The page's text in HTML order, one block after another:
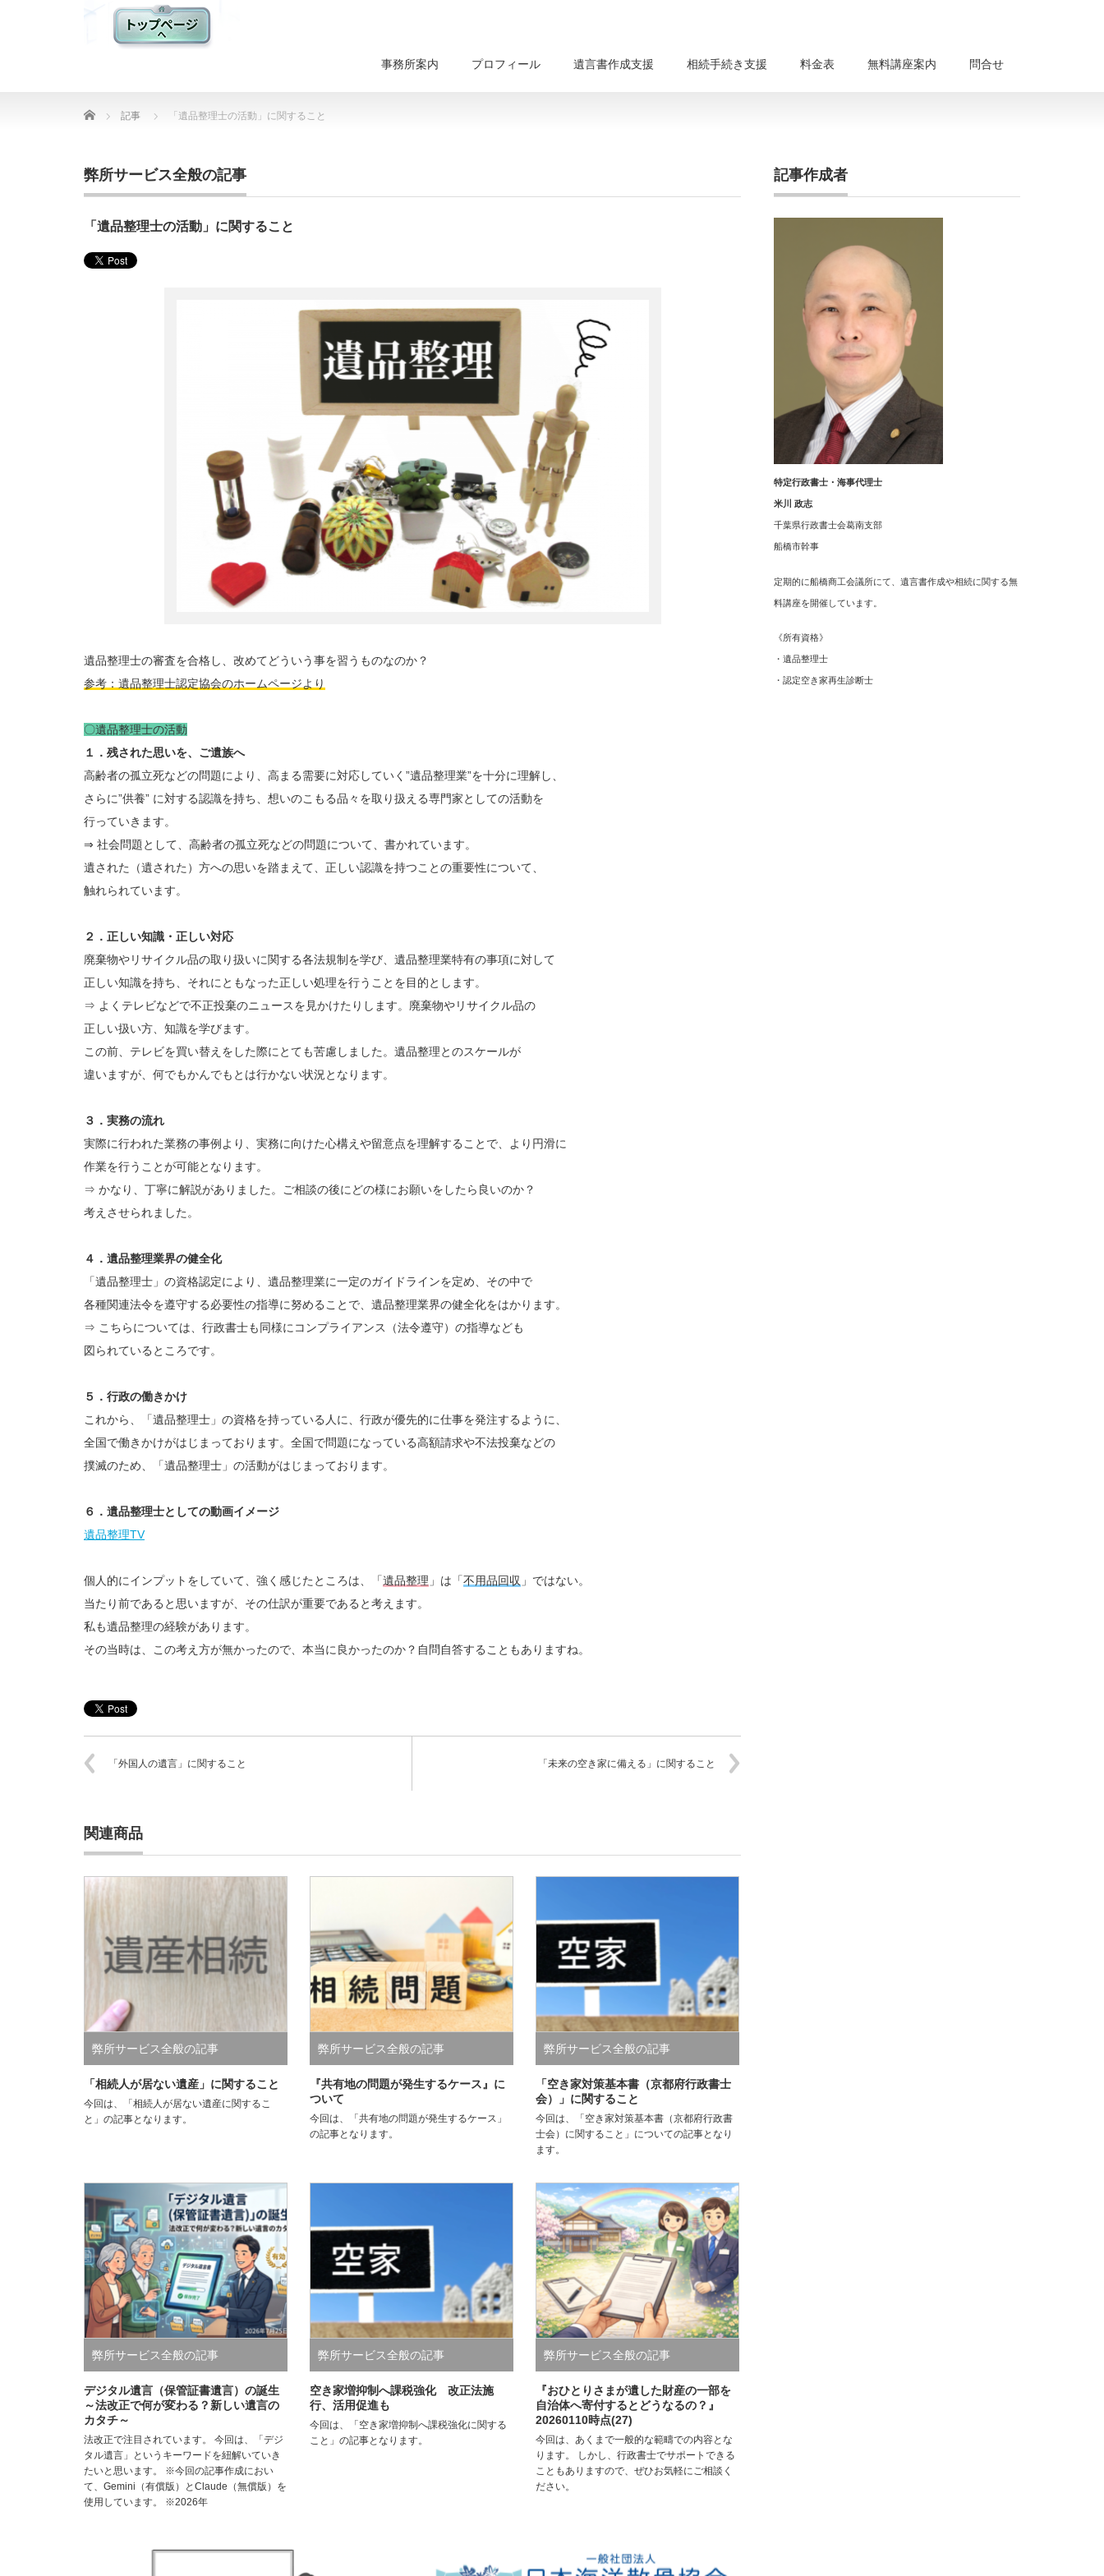
事務所案内 プロフィール 遺言書作成支援 相続手続き支援 料金表 無料講座案内 問合せ
Home 記事 「遺品整理士の活動」に関すること
弊所サービス全般の記事
「遺品整理士の活動」に関すること
遺品整理士の審査を合格し、改めてどういう事を習うものなのか？
参考：遺品整理士認定協会のホームページより
〇遺品整理士の活動
１．残された思いを、ご遺族へ
高齢者の孤立死などの問題により、高まる需要に対応していく”遺品整理業”を十分に理解し、
さらに”供養” に対する認識を持ち、想いのこもる品々を取り扱える専門家としての活動を
行っていきます。
⇒ 社会問題として、高齢者の孤立死などの問題について、書かれています。
遺された（遺された）方への思いを踏まえて、正しい認識を持つことの重要性について、
触れられています。
２．正しい知識・正しい対応
廃棄物やリサイクル品の取り扱いに関する各法規制を学び、遺品整理業特有の事項に対して
正しい知識を持ち、それにともなった正しい処理を行うことを目的とします。
⇒ よくテレビなどで不正投棄のニュースを見かけたりします。廃棄物やリサイクル品の
正しい扱い方、知識を学びます。
この前、テレビを買い替えをした際にとても苦慮しました。遺品整理とのスケールが
違いますが、何でもかんでもとは行かない状況となります。
３．実務の流れ
実際に行われた業務の事例より、実務に向けた心構えや留意点を理解することで、より円滑に
作業を行うことが可能となります。
⇒ かなり、丁寧に解説がありました。ご相談の後にどの様にお願いをしたら良いのか？
考えさせられました。
４．遺品整理業界の健全化
「遺品整理士」の資格認定により、遺品整理業に一定のガイドラインを定め、その中で
各種関連法令を遵守する必要性の指導に努めることで、遺品整理業界の健全化をはかります。
⇒ こちらについては、行政書士も同様にコンプライアンス（法令遵守）の指導なども
図られているところです。
５．行政の働きかけ
これから、「遺品整理士」の資格を持っている人に、行政が優先的に仕事を発注するように、
全国で働きかけがはじまっております。全国で問題になっている高額請求や不法投棄などの
撲滅のため、「遺品整理士」の活動がはじまっております。
６．遺品整理士としての動画イメージ
遺品整理TV
個人的にインプットをしていて、強く感じたところは、「遺品整理 」は「不用品回収 」ではない。
当たり前であると思いますが、その仕訳が重要であると考えます。
私も遺品整理の経験があります。
その当時は、この考え方が無かったので、本当に良かったのか？自問自答することもありますね。
「外国人の遺言」に関すること 「未来の空き家に備える」に関すること
関連商品
弊所サービス全般の記事
「相続人が居ない遺産」に関すること
今回は、「相続人が居ない遺産に関するこ
と」の記事となります。
弊所サービス全般の記事
『共有地の問題が発生するケース』に
ついて
今回は、「共有地の問題が発生するケース」
の記事となります。
弊所サービス全般の記事
「空き家対策基本書（京都府行政書士
会）」に関すること
今回は、「空き家対策基本書（京都府行政書
士会）に関すること」についての記事となり
ます。
弊所サービス全般の記事
デジタル遺言（保管証書遺言）の誕生
～法改正で何が変わる？新しい遺言の
カタチ～
法改正で注目されています。 今回は、「デジ
タル遺言」というキーワードを紐解いていき
たいと思います。 ※今回の記事作成におい
て、Gemini（有償版）とClaude（無償版）を
使用しています。 ※2026年
弊所サービス全般の記事
空き家増抑制へ課税強化 改正法施
行、活用促進も
今回は、「空き家増抑制へ課税強化に関する
こと」の記事となります。
弊所サービス全般の記事
『おひとりさまが遺した財産の一部を
自治体へ寄付するとどうなるの？』
20260110時点(27)
今回は、あくまで一般的な範疇での内容とな
ります。 しかし、行政書士でサポートできる
こともありますので、ぜひお気軽にご相談く
ださい。
記事作成者
特定行政書士・海事代理士
米川 政志
千葉県行政書士会葛南支部
船橋市幹事
定期的に船橋商工会議所にて、遺言書作成や相続に関する無
料講座を開催しています。
《所有資格》
・遺品整理士
・認定空き家再生診断士